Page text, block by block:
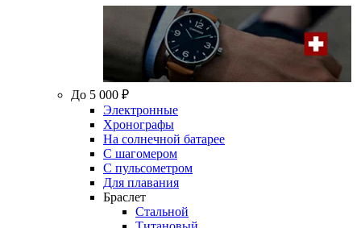
До 5 000 ₽
Электронные
Хронографы
На солнечной батарее
С шагомером
С пульсометром
Для плавания
Браслет
Стальной